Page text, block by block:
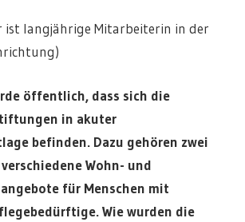
ist langjährige Mitarbeiterin in der
öffentlich, dass sich die
in akuter
befinden. Dazu gehören zwei
Wohn- und
für Menschen mit
Wie wurden die